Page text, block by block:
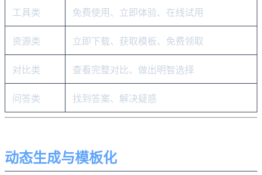
工具类 免费使用、立即体验、在线试用
资源类 立即下载、获取模板、免费领取
对比类 查看完整对比、做出明智选择
问答类 找到答案、解决疑惑
动态生成与模板化